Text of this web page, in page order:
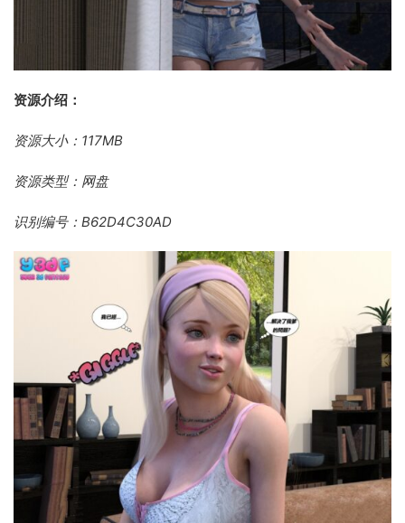
资源介绍：
资源大小：117MB
资源类型：网盘
识别编号：B62D4C30AD